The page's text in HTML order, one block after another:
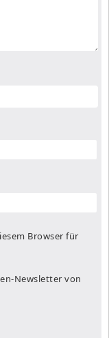
Browser für
Newsletter von